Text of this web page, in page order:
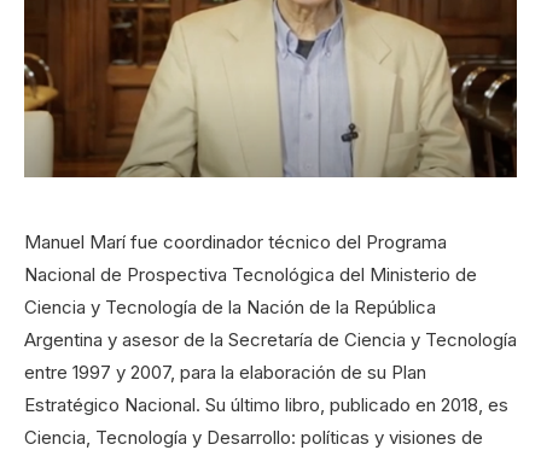
Manuel Marí fue coordinador técnico del Programa
Nacional de Prospectiva Tecnológica del Ministerio de
Ciencia y Tecnología de la Nación de la República
Argentina y asesor de la Secretaría de Ciencia y Tecnología
entre 1997 y 2007, para la elaboración de su Plan
Estratégico Nacional. Su último libro, publicado en 2018, es
Ciencia, Tecnología y Desarrollo: políticas y visiones de